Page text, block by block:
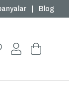
Blog